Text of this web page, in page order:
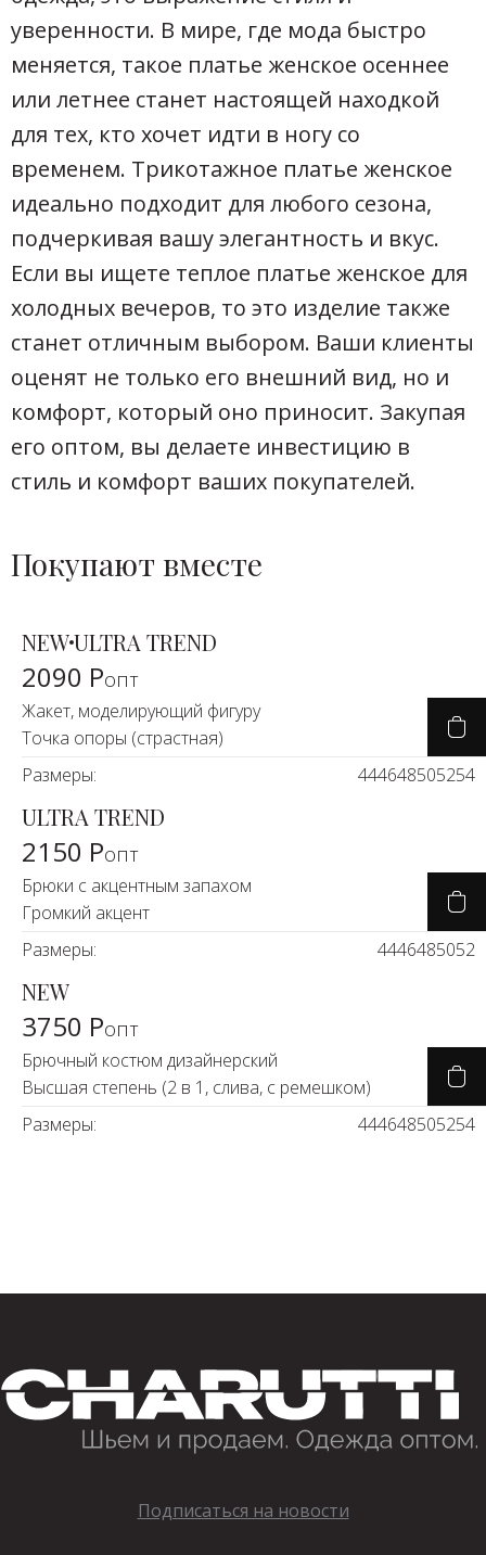
уверенности. В мире, где мода быстро
меняется, такое платье женское осеннее
или летнее станет настоящей находкой
для тех, кто хочет идти в ногу со
временем. Трикотажное платье женское
идеально подходит для любого сезона,
подчеркивая вашу элегантность и вкус.
Если вы ищете теплое платье женское для
холодных вечеров, то это изделие также
станет отличным выбором. Ваши клиенты
оценят не только его внешний вид, но и
комфорт, который оно приносит. Закупая
его оптом, вы делаете инвестицию в
стиль и комфорт ваших покупателей.
Покупают вместе
NEWULTRA TREND
2090 Ропт
Жакет, моделирующий фигуру
Точка опоры (страстная)
Размеры:
444648505254
ULTRA TREND
2150 Ропт
Брюки с акцентным запахом
Громкий акцент
Размеры:
4446485052
NEW
3750 Ропт
Брючный костюм дизайнерский
Высшая степень (2 в 1, слива, с ремешком)
Размеры:
444648505254
Подписаться на новости